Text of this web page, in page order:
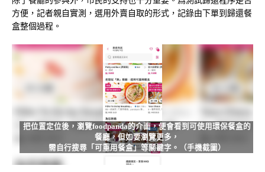
方便，記者親自實測，選用外賣自取的形式，記錄由下單到歸還餐
盒整個過程。
把位置定位後，瀏覽foodpanda的介面，便會看到可使用環保餐盒的
餐廳，但如要瀏覽更多，
需自行搜尋「可重用餐盒」等關鍵字。（手機截圖）